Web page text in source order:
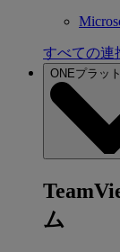
すべての連
ONEプラッ
ム